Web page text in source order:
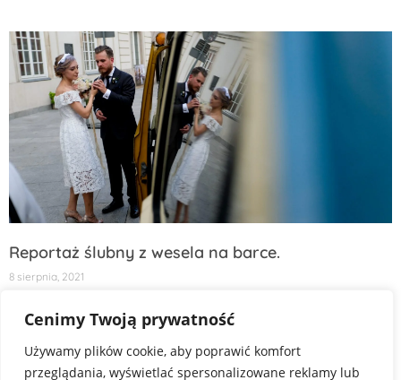
Cenimy Twoją prywatność
Używamy plików cookie, aby poprawić komfort
przeglądania, wyświetlać spersonalizowane reklamy lub
Reportaż ślubny z wesela na barce.
8 sierpnia, 2021
na suknię ślubną? Podobno w 2020 średni koszt sukni w Polsce
CZYTAJ WIĘCEJ »